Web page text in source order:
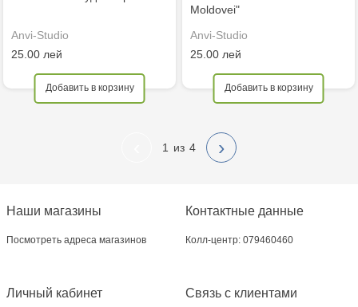
Anvi-Studio
25.00 лей
Добавить в корзину
Moldovei"
Anvi-Studio
25.00 лей
Добавить в корзину
1 4 ›
Наши магазины
Посмотреть адреса магазинов
Связь с клиентами
Личный кабинет
Контактные данные
Колл-центр: 079460460